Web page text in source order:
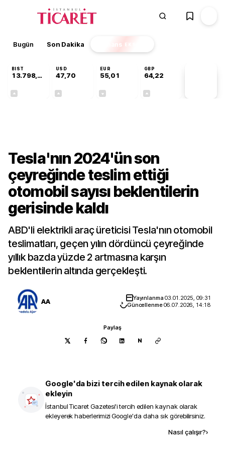
Bugün Son Dakika Finans EKSTRA
BIST
13.798,82
USD
47,70
EUR
55,01
GBP
64,22
Tesla'nın 2024'ün son
çeyreğinde teslim ettiği
otomobil sayısı beklentilerin
gerisinde kaldı
ABD'li elektrikli araç üreticisi Tesla'nın otomobil
teslimatları, geçen yılın dördüncü çeyreğinde
yıllık bazda yüzde 2 artmasına karşın
beklentilerin altında gerçekleşti.
AA Yayınlanma03.01.2025, 09:31
Güncellenme06.07.2026, 14:18
Paylaş
N
Google'da bizi tercih edilen kaynak olarak
ekleyin
İstanbul Ticaret Gazetesi'i tercih edilen kaynak olarak
ekleyerek haberlerimizi Google'da daha sık görebilirsiniz.
Nasıl çalışır?›